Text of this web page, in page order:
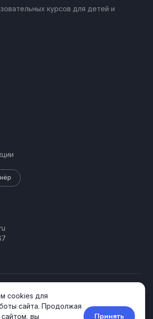
курсов для детей и
Соглашение
cookies для
сайта. Продолжая
сайтом, вы
Принять